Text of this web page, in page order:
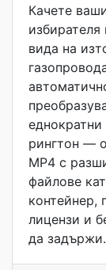
Качете
вида на
еднократни
рингтон —
MP4 с
файлове
контейнер,
лицензи и
да задържи.